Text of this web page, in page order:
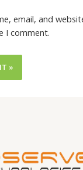
email, and
I comment.